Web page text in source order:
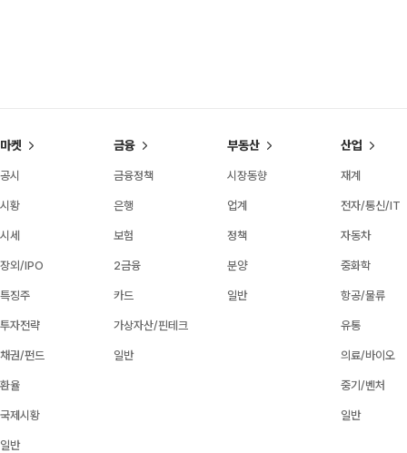
마켓
공시
시황
시세
장외/IPO
특징주
투자전략
채권/펀드
환율
국제시황
일반
금융
금융정책
은행
보험
2금융
카드
가상자산/핀테크
일반
부동산
시장동향
업계
정책
분양
일반
산업
재계
전자/통신/IT
자동차
중화학
항공/물류
유통
의료/바이오
중기/벤처
일반